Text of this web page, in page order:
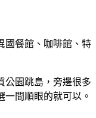
國餐館、咖啡館、特
公園跳島，旁邊很多
一間順眼的就可以。